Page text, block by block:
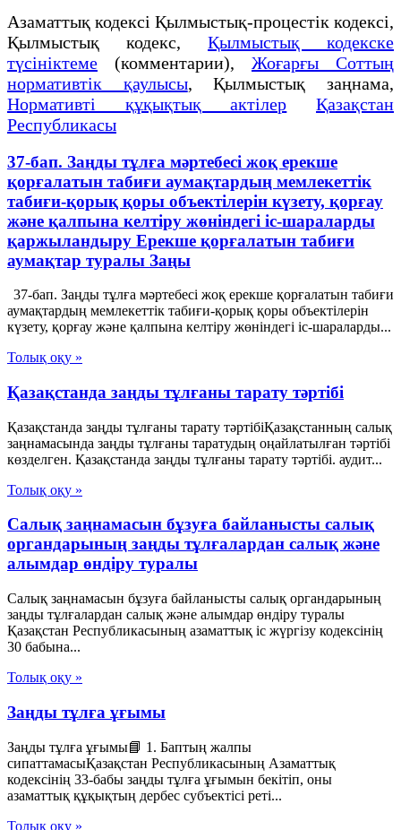
Азаматтық кодексi Қылмыстық-процестік кодексi,
Қылмыстық кодекс, Қылмыстық кодекске
түсініктеме (комментарии), Жоғарғы Соттың
нормативтік қаулысы, Қылмыстық заңнама,
Нормативті құқықтық актілер
Қазақстан
Республикасы
37-бап. Заңды тұлға мәртебесi жоқ ерекше
қорғалатын табиғи аумақтардың мемлекеттiк
табиғи-қорық қоры объектiлерiн күзету, қорғау
және қалпына келтiру жөнiндегi iс-шараларды
қаржыландыру Ерекше қорғалатын табиғи
аумақтар туралы Заңы
37-бап. Заңды тұлға мәртебесi жоқ ерекше қорғалатын табиғи
аумақтардың мемлекеттiк табиғи-қорық қоры объектiлерiн
күзету, қорғау және қалпына келтiру жөнiндегi iс-шараларды...
Толық оқу »
Қазақстанда заңды тұлғаны тарату тәртібі
Қазақстанда заңды тұлғаны тарату тәртібіҚазақстанның салық
заңнамасында заңды тұлғаны таратудың оңайлатылған тәртібі
көзделген. Қазақстанда заңды тұлғаны тарату тәртібі. аудит...
Толық оқу »
Салық заңнамасын бұзуға байланысты салық
органдарының заңды тұлғалардан салық және
алымдар өндіру туралы
Салық заңнамасын бұзуға байланысты салық органдарының
заңды тұлғалардан салық және алымдар өндіру туралы
Қазақстан Республикасының азаматтық іс жүргізу кодексінің
30 бабына...
Толық оқу »
Заңды тұлға ұғымы
Заңды тұлға ұғымы📘 1. Баптың жалпы
сипаттамасыҚазақстан Республикасының Азаматтық
кодексінің 33-бабы заңды тұлға ұғымын бекітіп, оны
азаматтық құқықтың дербес субъектісі реті...
Толық оқу »